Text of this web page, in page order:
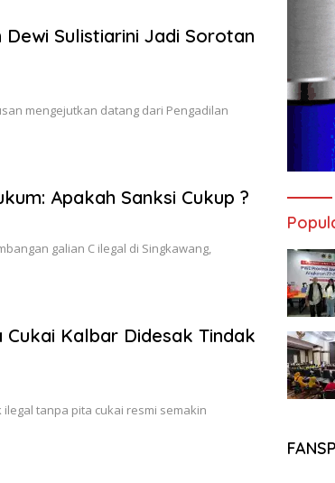
Sulistiarini Jadi Sorotan
mengejutkan datang dari Pengadilan
Apakah Sanksi Cukup ?
galian C ilegal di Singkawang,
Kalbar Didesak Tindak
ilegal tanpa pita cukai resmi semakin